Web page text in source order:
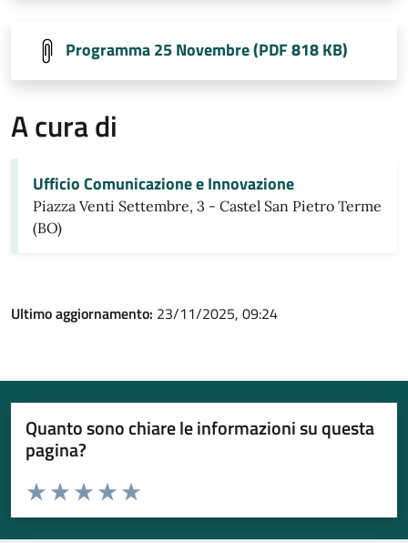
Programma 25 Novembre (PDF 818 KB)
A cura di
Ufficio Comunicazione e Innovazione
Piazza Venti Settembre, 3 - Castel San Pietro Terme
(BO)
Ultimo aggiornamento: 23/11/2025, 09:24
Quanto sono chiare le informazioni su questa
pagina?
Valuta da 1 a 5 stelle la pagina
Valuta 5 stelle su 5
Valuta 4 stelle su 5
Valuta 3 stelle su 5
Valuta 2 stelle su 5
Valuta 1 stelle su 5